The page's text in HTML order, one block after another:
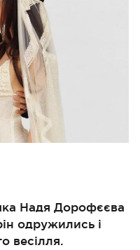
Надя Дорофєєва
одружились і
весілля.